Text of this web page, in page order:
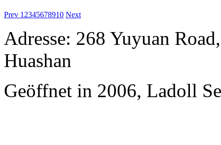
Prev 1 2345678910 Next
Adresse: 268 Yuyuan
Huashan
Geöffnet in 2006, Ladoll